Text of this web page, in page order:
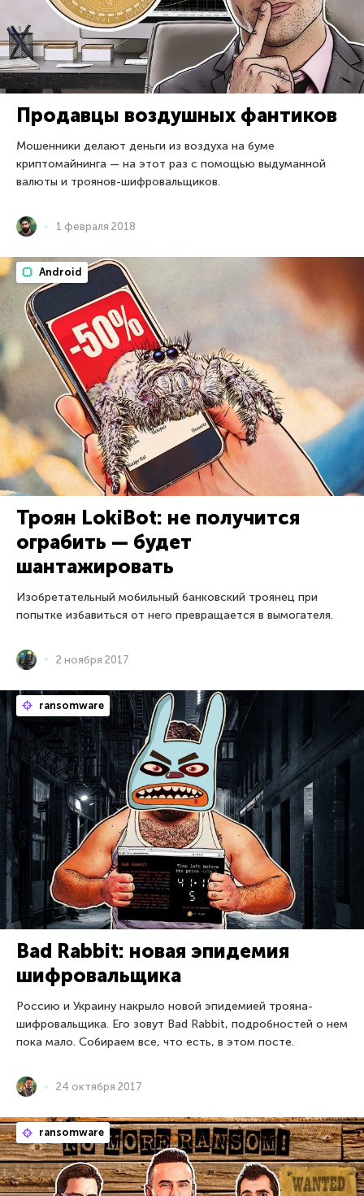
Продавцы воздушных фантиков
Мошенники делают деньги из воздуха на буме
криптомайнинга — на этот раз с помощью выдуманной
валюты и троянов-шифровальщиков.
1 февраля 2018
Android
Троян LokiBot: не получится
ограбить — будет
шантажировать
Изобретательный мобильный банковский троянец при
попытке избавиться от него превращается в вымогателя.
2 ноября 2017
ransomware
Bad Rabbit: новая эпидемия
шифровальщика
Россию и Украину накрыло новой эпидемией трояна-
шифровальщика. Его зовут Bad Rabbit, подробностей о нем
пока мало. Собираем все, что есть, в этом посте.
24 октября 2017
ransomware